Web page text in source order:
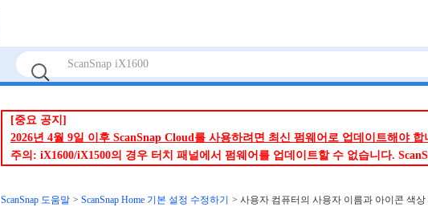
[중요 공지]
2026년 4월 9일 이후 ScanSnap Cloud를 사용하려면 최신 펌웨어로 업데이트해야 합
주의: iX1600/iX1500의 경우 터치 패널에서 펌웨어를 업데이트할 수 없습니다.
ScanSnap 도움말 ScanSnap Home 기본 설정 수정하기 사용자 컴퓨터의 사용자 이름과 아이콘 색상